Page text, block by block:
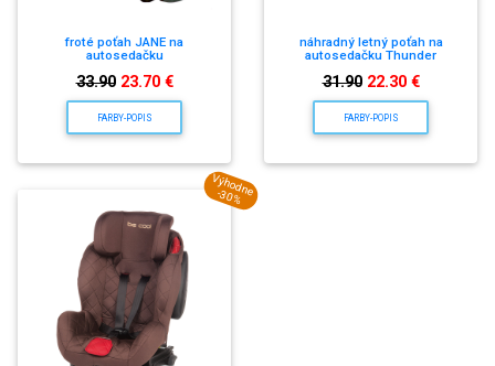
froté poťah JANE na
autosedačku
33.90 23.70 €
FARBY-POPIS
náhradný letný poťah na
autosedačku Thunder
31.90 22.30 €
FARBY-POPIS
Výhodne
-30%